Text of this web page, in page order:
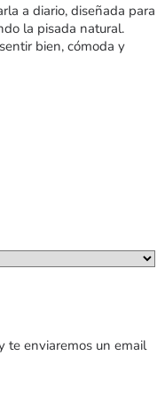
a diario, diseñada para
la pisada natural.
bien, cómoda y
te enviaremos un email